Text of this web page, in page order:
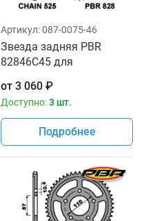
Артикул:087-0075-46
Звезда задняя PBR
82846C45 для
от 3 060 ₽
Доступно:3 шт.
Подробнее